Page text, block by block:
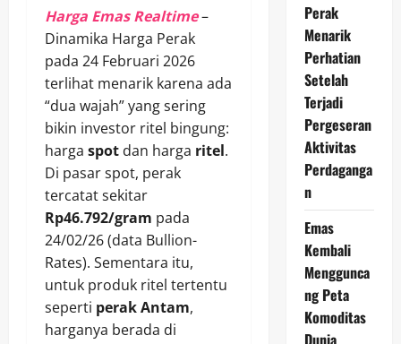
Harga Emas Realtime–
Dinamika Harga Perak
pada 24 Februari 2026
terlihat menarik karena ada
“dua wajah” yang sering
bikin investor ritel bingung:
harga spot dan harga ritel.
Di pasar spot, perak
tercatat sekitar
Rp46.792/gram pada
24/02/26 (data Bullion-
Rates). Sementara itu,
untuk produk ritel tertentu
seperti perak Antam,
harganya berada di
Perak
Menarik
Perhatian
Setelah
Terjadi
Pergeseran
Aktivitas
Perdaganga
n
Emas
Kembali
Menggunca
ng Peta
Komoditas
Dunia